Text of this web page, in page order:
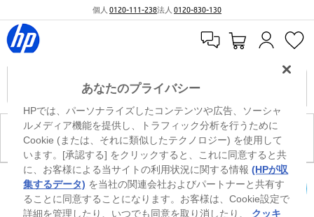
個人 0120-111-238法人 0120-830-130
現在、このカテゴリには商品がありません。
カートを確認
※ Windowsのすべてのエディションまたはバージョンで、すべての機能を使用でき
るわけではありません。Windowsの機能を最大限に活用するには、システムのハ
ードウェア、ドライバー、ソフトウェアのアップグレードおよび/または別途購
あなたのプライバシー
HPでは、パーソナライズしたコンテンツや広告、ソーシャ
ルメディア機能を提供し、トラフィック分析を行うために
Cookie (または、それに類似したテクノロジー) を使用して
います。[承認する] をクリックすると、これに同意すると共
に、お客様による当サイトの利用状況に関する情報(HPが収
集するデータ) を当社の関連会社およびパートナーと共有す
ることに同意することになります。お客様は、Cookie設定で
詳細を管理したり、いつでも同意を取り消したり、 クッキ